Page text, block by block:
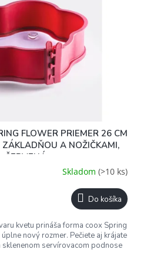
FLOWER PRIEMER 26 CM
ZÁKLADŇOU A NOŽIČKAMI,
ČERVENÁ
Skladom (>10 ks)
Do košíka
kvetu prináša forma coox Spring
nový rozmer. Pečiete aj krájate
sklenenom servírovacom podnose